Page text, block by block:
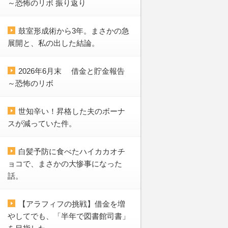
～恐怖のリボ 振り返り
鼓室形成術から3年。まさかの急
展開と、私の出した結論。
2026年6月末 借金と貯金報告
～恐怖のリボ
世知辛い！昇格した夫のボーナ
スが減っていた件。
白髪予防に食べたハイカカオチ
ョコで、まさかの大惨事になった
話。
【アラフィフの挑戦】借金を増
やしてでも、「半年で図書館司書」